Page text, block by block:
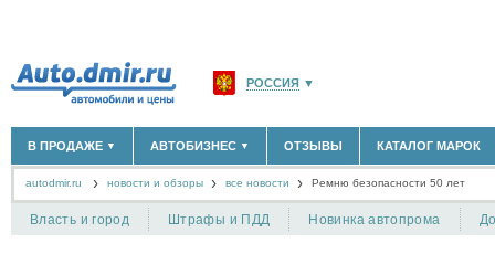
РОССИЯ ▼
САНКТ-ПЕТЕРБУРГ И ОБЛАСТЬ(14304)
КРАСНОДАРСКИЙ КРАЙ(5619)
КРЫМ РЕСПУБЛИКА(412)
В ПРОДАЖЕ ▼
НОВЫЕ АВТОМОБИЛИ(30122)
АВТОМОБИЛИ С ПРОБЕГОМ
АВТОБИЗНЕС ▼
ОФИЦИАЛЬНЫЕ ДИЛЕРЫ(1347)
ОТЗЫВЫ КАТАЛОГ МАРОК
autodmir.ru новости и обзоры все новости Ремню безопасности 50 лет
Власть и город Штрафы и ПДД Новинка автопрома